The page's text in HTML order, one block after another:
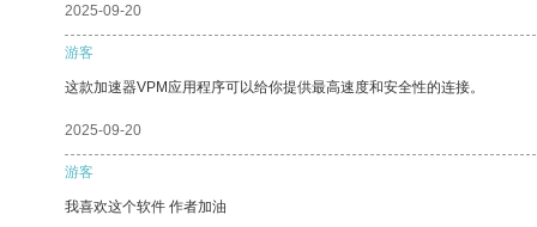
2025-09-20
游客
这款加速器VPM应用程序可以给你提供最高速度和安全性的连接。
2025-09-20
游客
我喜欢这个软件 作者加油